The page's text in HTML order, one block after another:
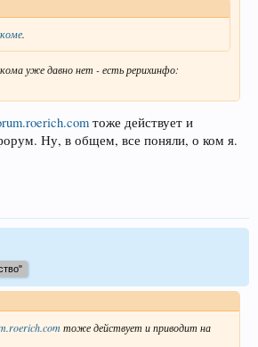
.
уже давно нет - есть рерихинфо:
тоже действует и
Ну, в общем, все поняли, о ком я.
тоже действует и приводит на